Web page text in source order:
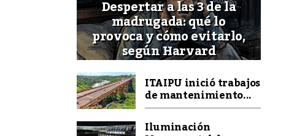
Despertar a las 3 de la
madrugada: qué lo
provoca y cómo evitarlo,
según Harvard
ITAIPU inició trabajos
de mantenimiento...
Iluminación